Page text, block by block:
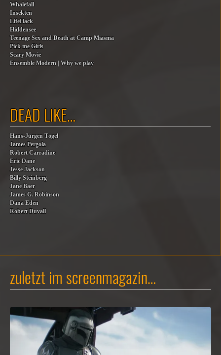
Whalefall
Insekten
LifeHack
Hiddensee
Teenage Sex and Death at Camp Miasma
Pick me Girls
Scary Movie
Ensemble Modern | Why we play
DEAD LIKE…
Hans-Jürgen Tögel
James Pergola
Robert Carradine
Eric Dane
Jesse Jackson
Billy Steinberg
Jane Baer
James G. Robinson
Dana Eden
Robert Duvall
zuletzt im screenmagazin…